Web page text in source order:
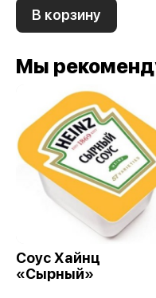
В корзину
Мы
Соус Хайнц
«Сырный»